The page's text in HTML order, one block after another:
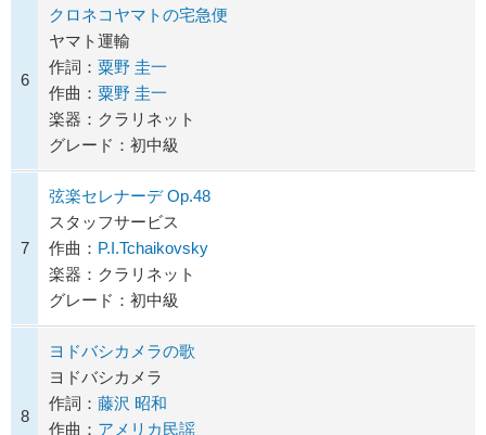
6
クロネコヤマトの宅急便
ヤマト運輸
作詞： 粟野 圭一
作曲： 粟野 圭一
楽器：クラリネット
グレード：初中級
7
弦楽セレナーデ Op.48
スタッフサービス
作曲： P.I.Tchaikovsky
楽器：クラリネット
グレード：初中級
8
ヨドバシカメラの歌
ヨドバシカメラ
作詞： 藤沢 昭和
作曲： アメリカ民謡